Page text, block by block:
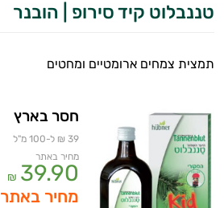
טננבלוט קיד סירופ | הובנר
תמצית צמחים ארומטיים ומחטים
חסר בארץ
39 ₪ ל-100 מ"ל
מחיר באתר
39.90
₪
מחיר באתר